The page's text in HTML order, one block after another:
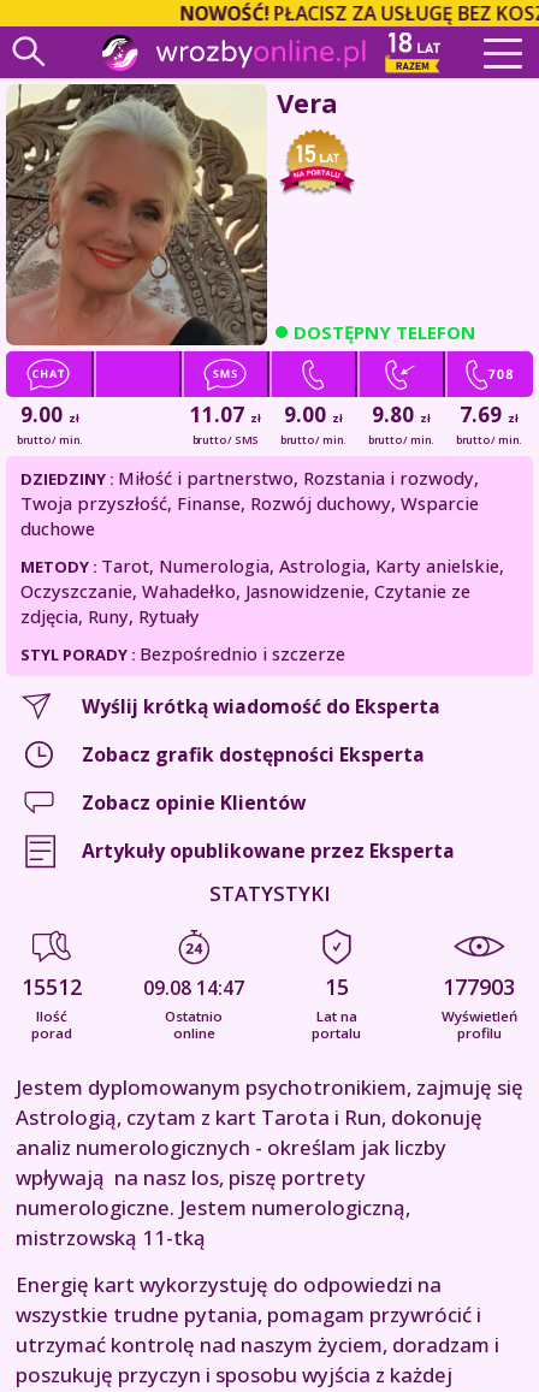
NOWOŚĆ!PŁACISZ ZA USŁUGĘ BEZ
Vera
DOSTĘPNY TELEFON
9.00 zł
brutto / min.
11.07 zł
brutto / SMS
9.00 zł
brutto / min.
9.80 zł
brutto / min.
7.69 zł
brutto / min.
DZIEDZINY : Miłość i partnerstwo, Rozstania i rozwody,
Twoja przyszłość, Finanse, Rozwój duchowy, Wsparcie
duchowe
METODY : Tarot, Numerologia, Astrologia, Karty anielskie,
Oczyszczanie, Wahadełko, Jasnowidzenie, Czytanie ze
zdjęcia, Runy, Rytuały
STYL PORADY : Bezpośrednio i szczerze
Wyślij krótką wiadomość do Eksperta
Zobacz grafik dostępności Eksperta
Zobacz opinie Klientów
Artykuły opublikowane przez Eksperta
STATYSTYKI
15512
Ilość
porad
09.08 14:47
Ostatnio
online
15
Lat na
portalu
177903
Wyświetleń
profilu
Jestem dyplomowanym psychotronikiem, zajmuję się
Astrologią, czytam z kart Tarota i Run, dokonuję
analiz numerologicznych - określam jak liczby
wpływają na nasz los, piszę portrety
numerologiczne. Jestem numerologiczną,
mistrzowską 11-tką
Energię kart wykorzystuję do odpowiedzi na
wszystkie trudne pytania, pomagam przywrócić i
utrzymać kontrolę nad naszym życiem, doradzam i
poszukuję przyczyn i sposobu wyjścia z każdej